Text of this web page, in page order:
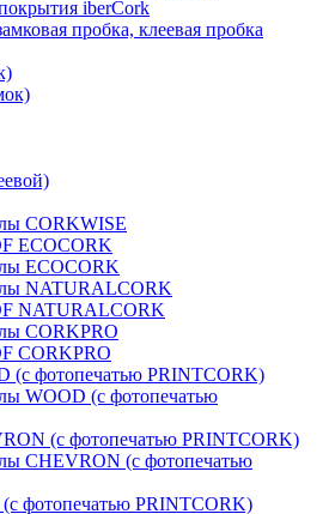
iberCork
пробка, клеевая пробка
CORKWISE
ECOCORK
ECOCORK
NATURALCORK
NATURALCORK
CORKPRO
CORKPRO
(с фотопечатью PRINTCORK)
WOOD (с фотопечатью
(с фотопечатью PRINTCORK)
CHEVRON (с фотопечатью
фотопечатью PRINTCORK)